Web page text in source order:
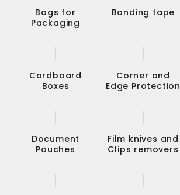
Bags for
Packaging
Banding tape
Cardboard
Boxes
Corner and
Edge Protection
Document
Pouches
Film knives and
Clips removers